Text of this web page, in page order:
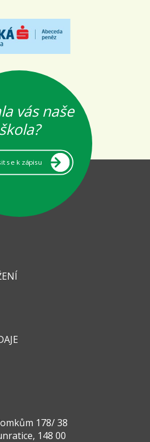
178/ 38
148 00
vás naše
škola?
se k zápisu